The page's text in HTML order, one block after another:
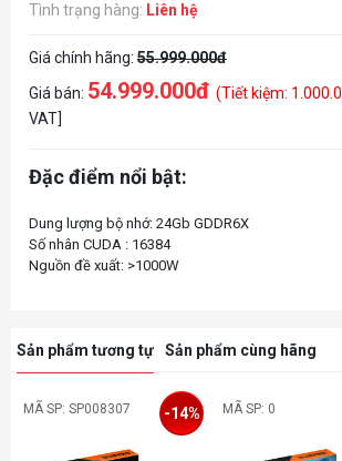
Tình trạng hàng: Liên hệ
Giá chính hãng: 55.999.000đ
Giá bán: 54.999.000đ (Tiết kiệm:
VAT]
Đặc điểm nổi bật:
Dung lượng bộ nhớ: 24Gb GDDR6X
Số nhân CUDA : 16384
Sản phẩm tương tự Sản phẩm cùng hãng
MÃ SP: SP008307 -14% MÃ SP: 0